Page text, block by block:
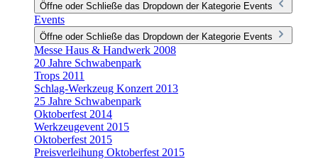
Öffne oder Schließe das Dropdown der Kategorie Events
Events
Öffne oder Schließe das Dropdown der Kategorie Events
Messe Haus & Handwerk 2008
20 Jahre Schwabenpark
Trops 2011
Schlag-Werkzeug Konzert 2013
25 Jahre Schwabenpark
Oktoberfest 2014
Werkzeugevent 2015
Oktoberfest 2015
Preisverleihung Oktoberfest 2015